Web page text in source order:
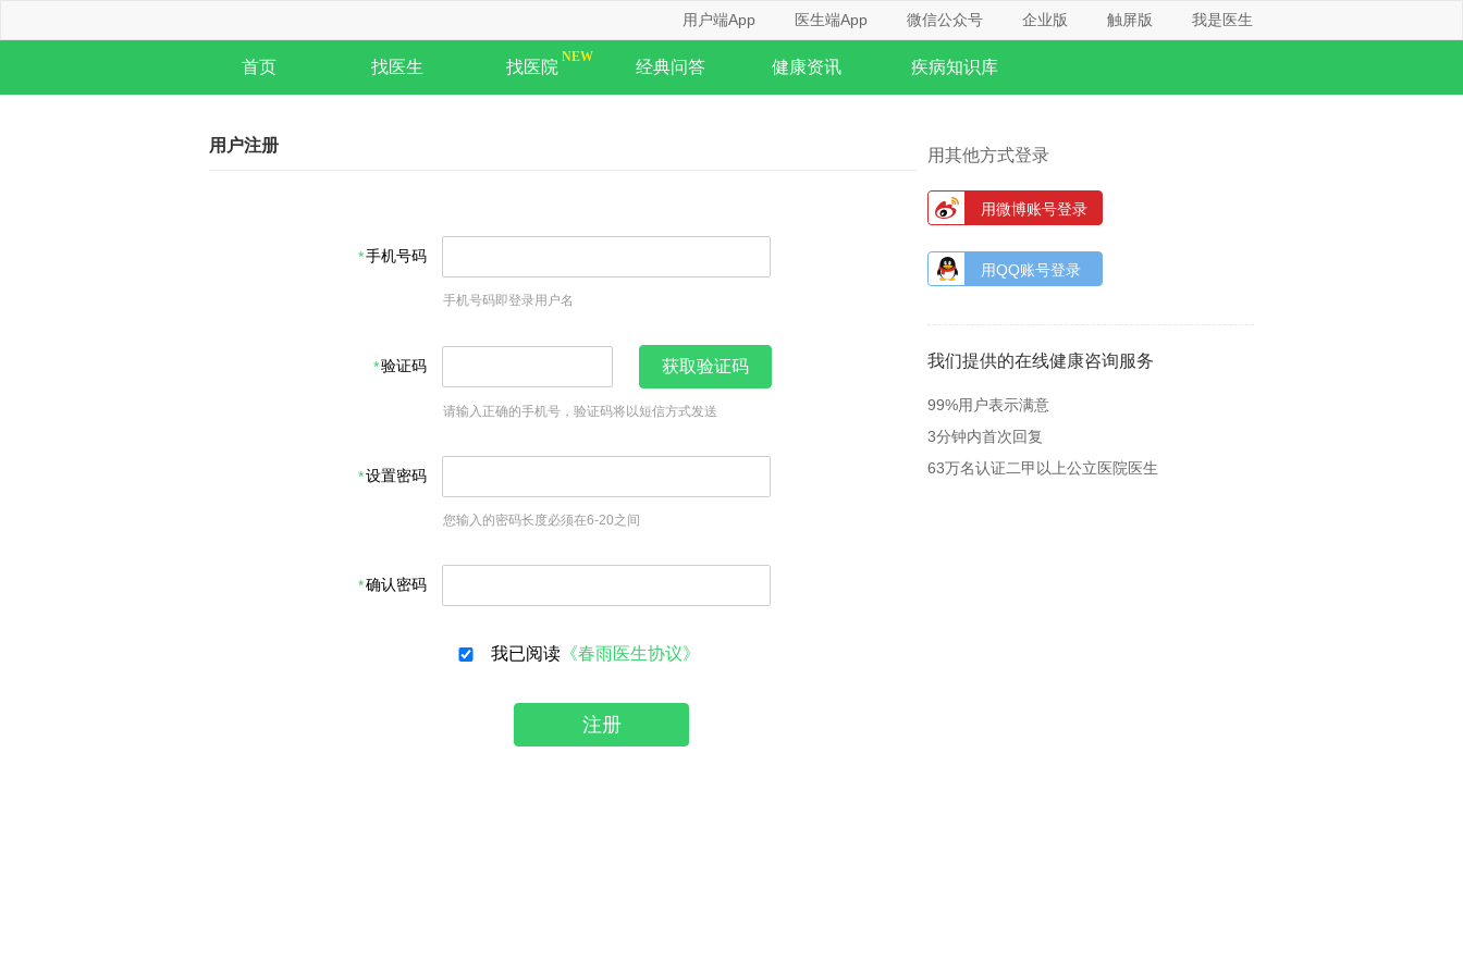
用户端App 医生端App 微信公众号 企业版 触屏版 我是医生
首页 找医生 找医院 经典问答 健康资讯 疾病知识库
用户注册
手机号码
手机号码即登录用户名
验证码 获取验证码
请输入正确的手机号，验证码将以短信方式发送
设置密码
您输入的密码长度必须在6-20之间
确认密码
我已阅读 《春雨医生协议》
注册
用其他方式登录
用微博账号登录
用QQ账号登录
我们提供的在线健康咨询服务
99%用户表示满意
3分钟内首次回复
63万名认证二甲以上公立医院医生